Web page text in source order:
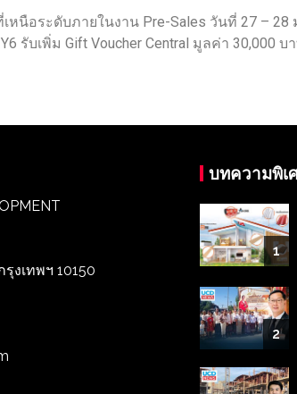
นือระดับภายในงาน Pre-Sales วันที่ 27 – 28
รับเพิ่ม Gift Voucher Central มูลค่า
งเทพฯ 10150
บทความพิเ
1
2